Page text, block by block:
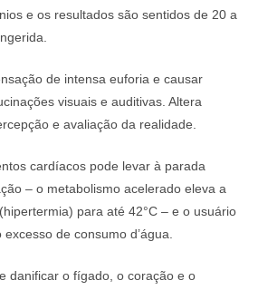
e os resultados são sentidos de 20 a
de intensa euforia e causar
visuais e auditivas. Altera
e avaliação da realidade.
cardíacos pode levar à parada
– o metabolismo acelerado eleva a
para até 42°C – e o usuário
de consumo d’água.
danificar o fígado, o coração e o